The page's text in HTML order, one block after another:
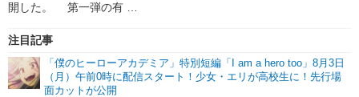
開した。 第一弾の有 …
注目記事
「僕のヒーローアカデミア」特別短編「I am a hero too」8月3日
（月）午前0時に配信スタート！少女・エリが高校生に！先行場
面カットが公開